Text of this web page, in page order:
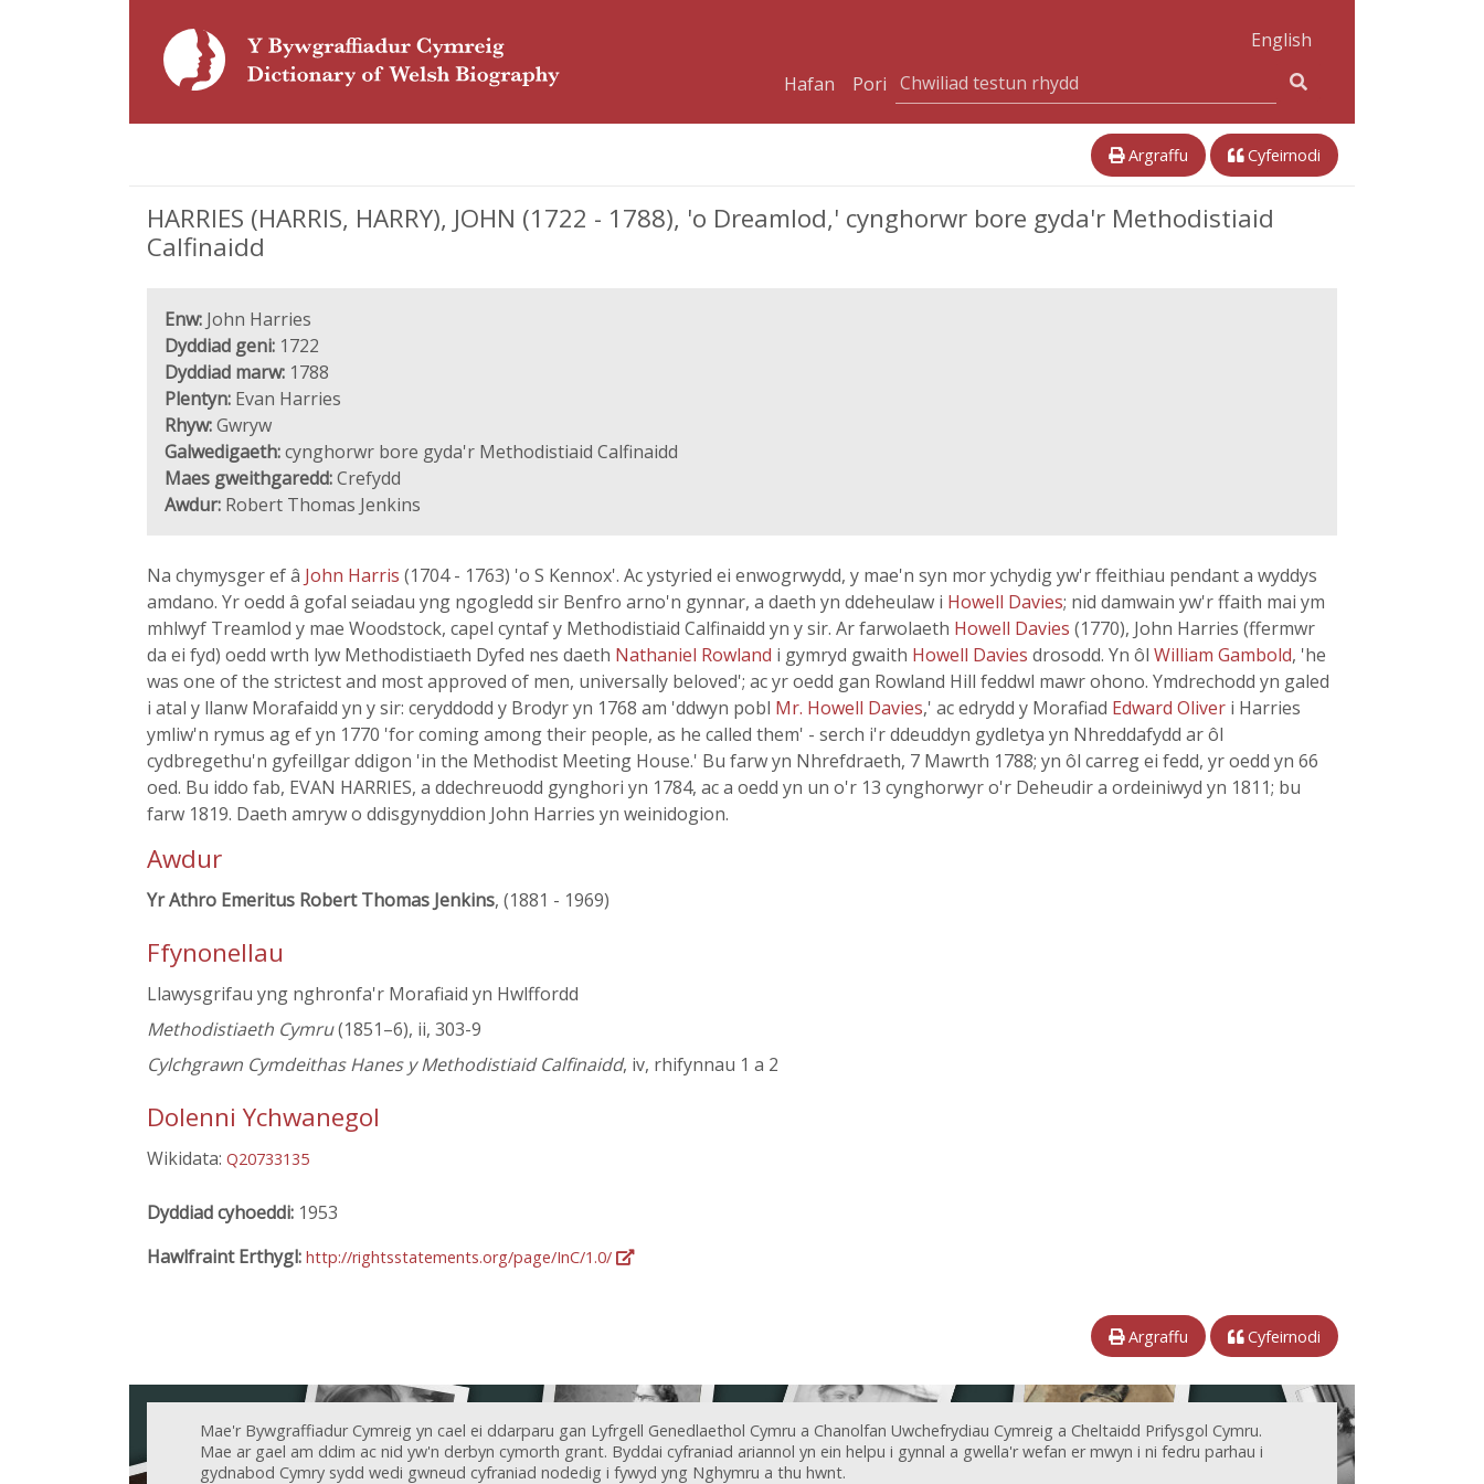
English
Hafan
Pori
Argraffu Cyfeirnodi
HARRIES (HARRIS, HARRY), JOHN (1722 - 1788), 'o Dreamlod,' cynghorwr bore gyda'r Methodistiaid
Calfinaidd
Enw: John Harries
Dyddiad geni: 1722
Dyddiad marw: 1788
Plentyn: Evan Harries
Rhyw:Gwryw
Galwedigaeth:cynghorwr bore gyda'r Methodistiaid Calfinaidd
Maes gweithgaredd:Crefydd
Awdur: Robert Thomas Jenkins
Na chymysger ef â John Harris (1704 - 1763) 'o S Kennox'. Ac ystyried ei enwogrwydd, y mae'n syn mor ychydig yw'r ffeithiau pendant a wyddys
amdano. Yr oedd â gofal seiadau yng ngogledd sir Benfro arno'n gynnar, a daeth yn ddeheulaw i Howell Davies; nid damwain yw'r ffaith mai ym
mhlwyf Treamlod y mae Woodstock, capel cyntaf y Methodistiaid Calfinaidd yn y sir. Ar farwolaeth Howell Davies (1770), John Harries (ffermwr
da ei fyd) oedd wrth lyw Methodistiaeth Dyfed nes daeth Nathaniel Rowland i gymryd gwaith Howell Davies drosodd. Yn ôl William Gambold, 'he
was one of the strictest and most approved of men, universally beloved'; ac yr oedd gan Rowland Hill feddwl mawr ohono. Ymdrechodd yn galed
i atal y llanw Morafaidd yn y sir: ceryddodd y Brodyr yn 1768 am 'ddwyn pobl Mr. Howell Davies,' ac edrydd y Morafiad Edward Oliver i Harries
ymliw'n rymus ag ef yn 1770 'for coming among their people, as he called them' - serch i'r ddeuddyn gydletya yn Nhreddafydd ar ôl
cydbregethu'n gyfeillgar ddigon 'in the Methodist Meeting House.' Bu farw yn Nhrefdraeth, 7 Mawrth 1788; yn ôl carreg ei fedd, yr oedd yn 66
oed. Bu iddo fab, EVAN HARRIES, a ddechreuodd gynghori yn 1784, ac a oedd yn un o'r 13 cynghorwyr o'r Deheudir a ordeiniwyd yn 1811; bu
farw 1819. Daeth amryw o ddisgynyddion John Harries yn weinidogion.
Awdur
Yr Athro Emeritus Robert Thomas Jenkins, (1881 - 1969)
Ffynonellau
Llawysgrifau yng nghronfa'r Morafiaid yn Hwlffordd
Methodistiaeth Cymru(1851–6), ii, 303-9
Cylchgrawn Cymdeithas Hanes y Methodistiaid Calfinaidd, iv, rhifynnau 1 a 2
Dolenni Ychwanegol
Wikidata: Q20733135
Dyddiad cyhoeddi: 1953
Hawlfraint Erthygl: http://rightsstatements.org/page/InC/1.0/
Argraffu Cyfeirnodi
Mae'r Bywgraffiadur Cymreig yn cael ei ddarparu gan Lyfrgell Genedlaethol Cymru a Chanolfan Uwchefrydiau Cymreig a Cheltaidd Prifysgol Cymru.
Mae ar gael am ddim ac nid yw'n derbyn cymorth grant. Byddai cyfraniad ariannol yn ein helpu i gynnal a gwella'r wefan er mwyn i ni fedru parhau i
gydnabod Cymry sydd wedi gwneud cyfraniad nodedig i fywyd yng Nghymru a thu hwnt.